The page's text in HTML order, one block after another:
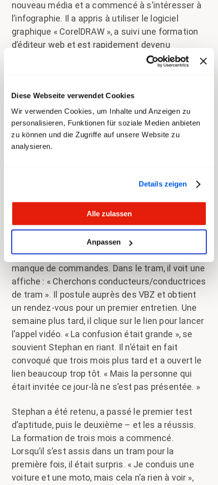
Diese Webseite verwendet Cookies
Wir verwenden Cookies, um Inhalte und Anzeigen zu
personalisieren, Funktionen für soziale Medien anbieten
zu können und die Zugriffe auf unsere Website zu
analysieren.
Details zeigen
Alle zulassen
Anpassen
nouveau média et a commencé à s’intéresser à
l’infographie. Il a appris à utiliser le logiciel
graphique « CorelDRAW », a suivi une formation
d’éditeur web et est rapidement devenu
concepteur web et graphiste, travaillant parfois
à son compte. À côté de cela, Stephan créait
mot-clé et je vous livre un dessin en cinq
minutes », dit-il avec une fierté palpable. « La
musique et les arts plastiques ont longtemps
constitué les deux piliers de ma vie
professionnelle. »
Un malentendu à l'issue
heureuse
Zurich, en 2022. Stephan se rend en tram à un
cours de l’ORP. Il a récemment perdu son emploi
de graphiste à cause de la pandémie et du
manque de commandes. Dans le tram, il voit une
affiche : « Cherchons conducteurs/conductrices
de tram ». Il postule auprès des VBZ et obtient
un rendez-vous pour un premier entretien. Une
semaine plus tard, il clique sur le lien pour lancer
l’appel vidéo. « La confusion était grande », se
souvient Stephan en riant. Il n’était en fait
convoqué que trois mois plus tard et a ouvert le
lien beaucoup trop tôt. « Mais la personne qui
était invitée ce jour-là ne s’est pas présentée. »
Stephan a été retenu, a passé le premier test
d’aptitude, puis le deuxième – et les a réussis.
La formation de trois mois a commencé.
Lorsqu’il s’est assis dans un tram pour la
première fois, il était surpris. « Je conduis une
voiture et une moto, mais cela n’a rien à voir »,